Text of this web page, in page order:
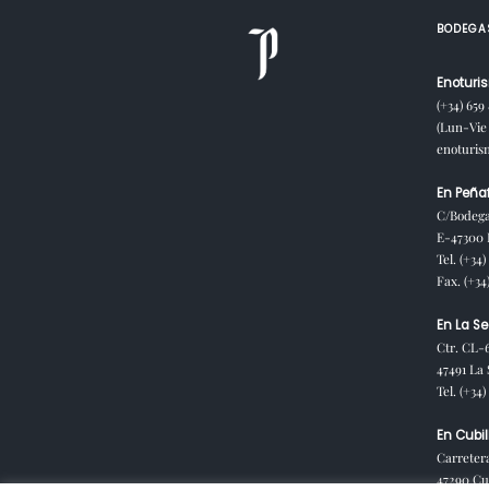
(+34) 659
(Lun-Vie
En
C/
E-47300
Tel. (+34)
Fax.
En La
Ctr. CL-
47491
Tel.
En
47290